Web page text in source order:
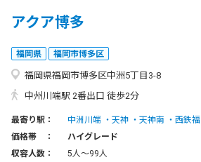
アクア博多
福岡県 福岡市博多区
福岡県福岡市博多区中洲5丁目3-8
中州川端駅 2番出口 徒歩2分
最寄り駅： 中洲川端 天神 天神南 西鉄福
価格帯 ：
ハイグレード
収容人数：
5人〜99人